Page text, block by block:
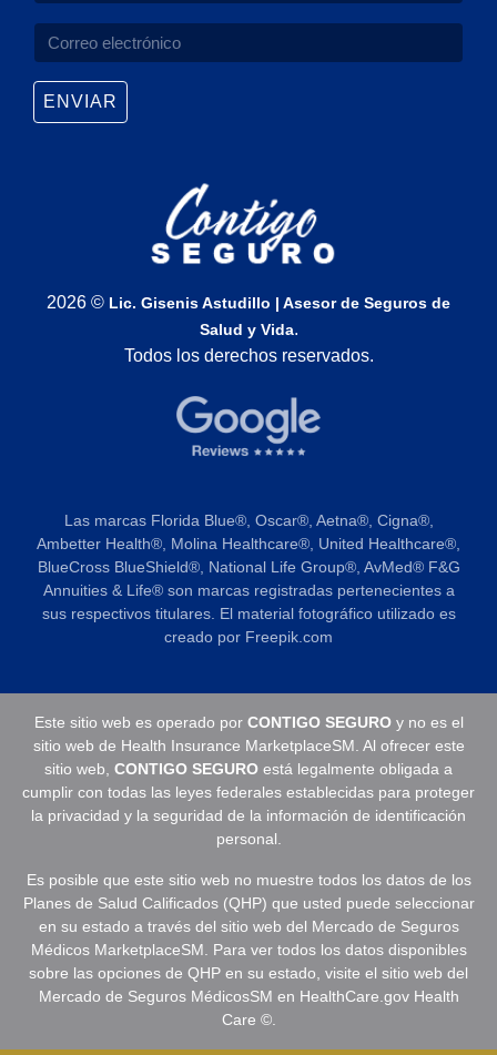
2026 © Lic. Gisenis Astudillo | Asesor de Seguros de
Salud y Vida.
Todos los derechos reservados.
ENVIAR
Las marcas Florida Blue®️, Oscar®️, Aetna®️, Cigna®️,
Ambetter Health®️, Molina Healthcare®️, United Healthcare®️,
BlueCross BlueShield®️, National Life Group®️, AvMed®️ F&G
Annuities & Life®️ son marcas registradas pertenecientes a
sus respectivos titulares. El material fotográfico utilizado es
creado por Freepik.com
Este sitio web es operado por CONTIGO SEGUROy no es el
sitio web de Health Insurance MarketplaceSM. Al ofrecer este
sitio web, CONTIGO SEGURO está legalmente obligada a
cumplir con todas las leyes federales establecidas para proteger
la privacidad y la seguridad de la información de identificación
personal.
Es posible que este sitio web no muestre todos los datos de los
Planes de Salud Calificados (QHP) que usted puede seleccionar
en su estado a través del sitio web del Mercado de Seguros
Médicos MarketplaceSM. Para ver todos los datos disponibles
sobre las opciones de QHP en su estado, visite el sitio web del
Mercado de Seguros MédicosSM en HealthCare.gov Health
Care ©.